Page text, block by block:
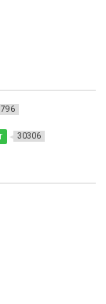
796
30306